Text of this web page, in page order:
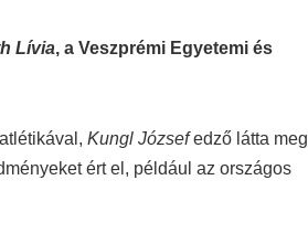
Lívia, a Veszprémi Egyetemi és
Kungl Józsefedző látta meg
ért el, például az országos